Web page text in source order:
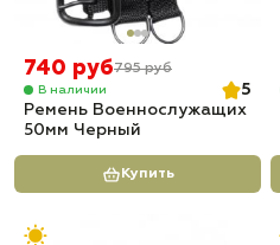
740 руб795 руб
В наличии
5
Ремень Военнослужащих
50мм Черный
Купить